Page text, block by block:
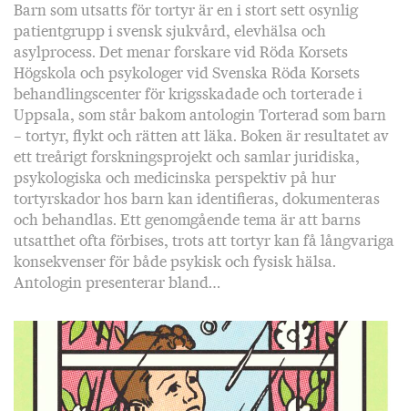
Barn som utsatts för tortyr är en i stort sett osynlig
patientgrupp i svensk sjukvård, elevhälsa och
asylprocess. Det menar forskare vid Röda Korsets
Högskola och psykologer vid Svenska Röda Korsets
behandlingscenter för krigsskadade och torterade i
Uppsala, som står bakom antologin Torterad som barn
– tortyr, flykt och rätten att läka. Boken är resultatet av
ett treårigt forskningsprojekt och samlar juridiska,
psykologiska och medicinska perspektiv på hur
tortyrskador hos barn kan identifieras, dokumenteras
och behandlas. Ett genomgående tema är att barns
utsatthet ofta förbises, trots att tortyr kan få långvariga
konsekvenser för både psykisk och fysisk hälsa.
Antologin presenterar bland…